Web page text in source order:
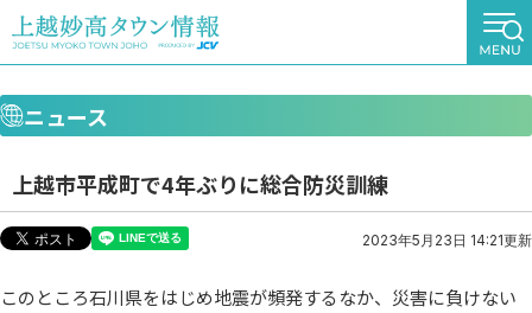
ニュース
上越市平成町で4年ぶりに総合防災訓練
2023年5月23日 14:21更新
このところ石川県をはじめ地震が頻発するなか、災害に負けない